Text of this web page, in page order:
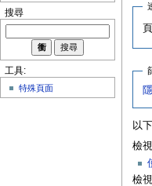
以
檢
檢
搜尋
工具:
特殊頁面